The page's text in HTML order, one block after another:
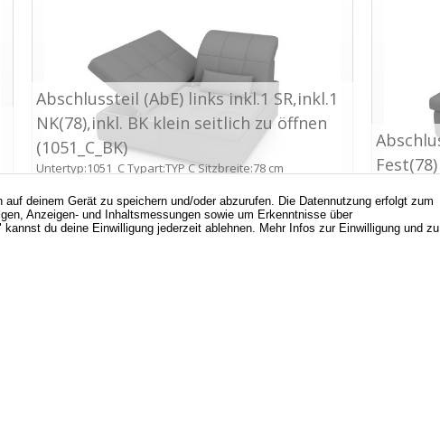
deinem Gerät zu speichern und/oder abzurufen. Die Datennutzung erfolgt zum
Anzeigen- und Inhaltsmessungen sowie um Erkenntnisse über
du deine Einwilligung jederzeit ablehnen. Mehr Infos zur Einwilligung und zu